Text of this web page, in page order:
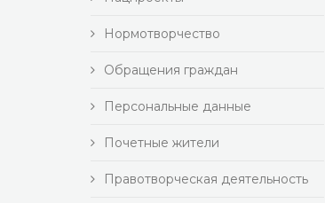
Нормотворчество
Обращения граждан
Персональные данные
Почетные жители
Правотворческая деятельность